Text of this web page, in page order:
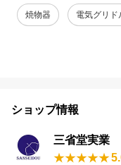
焼物器 電気グリド
ショップ情報
三省堂実業